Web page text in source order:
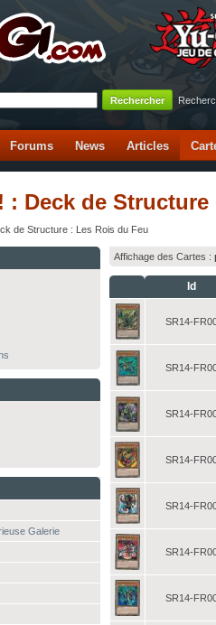
Forums News Articles
: Deck de
de Structure : Les Rois du Feu
Galerie
Affichage des Cartes :
Id
SR14-
SR14-
SR14-
SR14-
SR14-
SR14-
SR14-